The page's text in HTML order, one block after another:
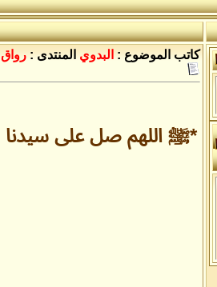
بخير09-10-2023,
02:11 PM
واسمها...09-13-2023,
09:00 AM
بخير08-14-2024,
05:01 AM
باذن الله *ﷺ...08-14-2025,
03:57 AM
بخير08-20-2025,
07:31 AM
كاتب الموضوع : البدوي المنتدى :
*ﷺ اللهم صل على سيدنا